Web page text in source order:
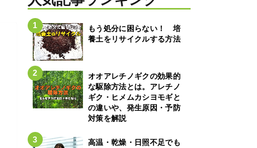
もう処分に困らない！ 培
養土をリサイクルする方法
オオアレチノギクの効果的
な駆除方法とは。アレチノ
ギク・ヒメムカシヨモギと
の違いや、発生原因・予防
対策を解説
高温・乾燥・日照不足でも